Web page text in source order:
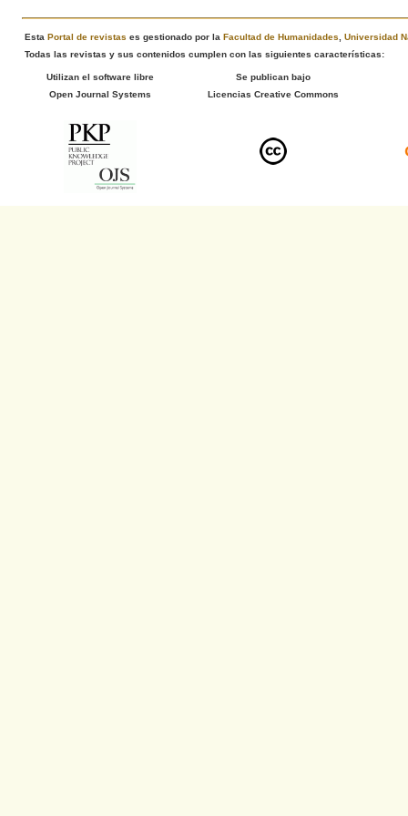
Esta Portal de revistas es gestionado por la Facultad de Humanidades
Universidad
Todas las revistas y sus contenidos cumplen con las siguientes características:
Utilizan el software libre
Open Journal Systems
Se publican bajo
Licencias Creative Commons